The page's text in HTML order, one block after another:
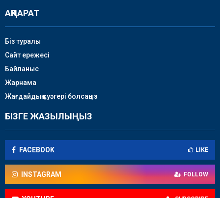
АҚПАРАТ
Біз туралы
Сайт ережесі
Байланыс
Жарнама
Жағдайдың куәгері болсаңыз
БІЗГЕ ЖАЗЫЛЫҢЫЗ
FACEBOOK LIKE
INSTAGRAM FOLLOW